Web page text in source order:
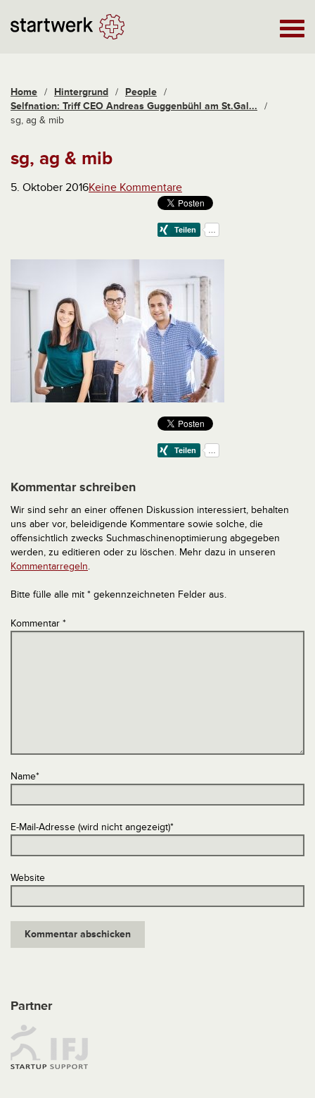
Home / Hintergrund / People /
Selfnation: Triff CEO Andreas Guggenbühl am St.Gal...
/
sg, ag & mib
sg, ag & mib
5. Oktober 2016Keine Kommentare
Kommentar schreiben
Wir sind sehr an einer offenen Diskussion interessiert, behalten
uns aber vor, beleidigende Kommentare sowie solche, die
offensichtlich zwecks Suchmaschinenoptimierung abgegeben
werden, zu editieren oder zu löschen. Mehr dazu in unseren
Kommentarregeln.
Bitte fülle alle mit * gekennzeichneten Felder aus.
Kommentar *
Name*
E-Mail-Adresse (wird nicht angezeigt)*
Website
Partner